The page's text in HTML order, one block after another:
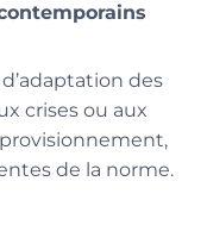
des
crises ou aux
de la norme.